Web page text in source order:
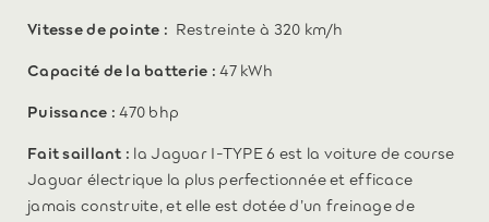
Vitesse de pointe : Restreinte à 320 km/h
Capacité de la batterie :47 kWh
Puissance :470 bhp
Fait saillant : la Jaguar I-TYPE 6 est la voiture de course
Jaguar électrique la plus perfectionnée et efficace
jamais construite, et elle est dotée d’un freinage de